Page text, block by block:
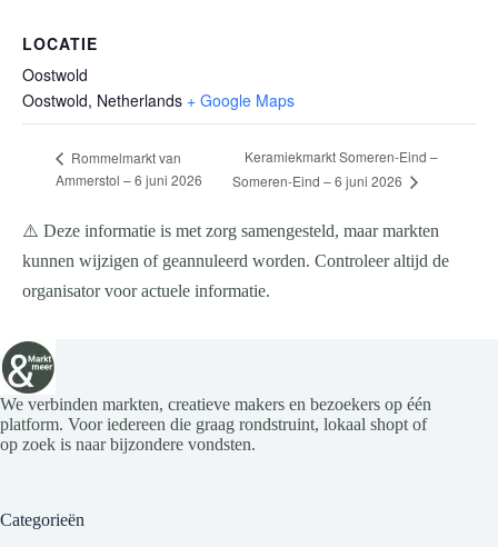
LOCATIE
Oostwold
Oostwold, Netherlands + Google Maps
Rommelmarkt van
Ammerstol – 6 juni 2026
Keramiekmarkt Someren-Eind –
Someren-Eind – 6 juni 2026
⚠️ Deze informatie is met zorg samengesteld, maar markten
kunnen wijzigen of geannuleerd worden. Controleer altijd de
organisator voor actuele informatie.
We verbinden markten, creatieve makers en bezoekers op één
platform. Voor iedereen die graag rondstruint, lokaal shopt of
op zoek is naar bijzondere vondsten.
Categorieën